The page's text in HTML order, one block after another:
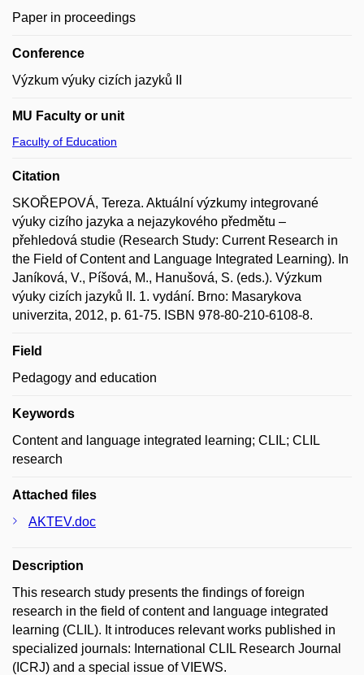
Paper in proceedings
Conference
Výzkum výuky cizích jazyků II
MU Faculty or unit
Faculty of Education
Citation
SKOŘEPOVÁ, Tereza. Aktuální výzkumy integrované
výuky cizího jazyka a nejazykového předmětu –
přehledová studie (Research Study: Current Research in
the Field of Content and Language Integrated Learning). In
Janíková, V., Píšová, M., Hanušová, S. (eds.). Výzkum
výuky cizích jazyků II. 1. vydání. Brno: Masarykova
univerzita, 2012, p. 61-75. ISBN 978-80-210-6108-8.
Field
Pedagogy and education
Keywords
Content and language integrated learning; CLIL; CLIL
research
Attached files
AKTEV.doc
Description
This research study presents the findings of foreign
research in the field of content and language integrated
learning (CLIL). It introduces relevant works published in
specialized journals: International CLIL Research Journal
(ICRJ) and a special issue of VIEWS.